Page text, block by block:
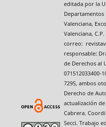
editada por la
Departamentos
Valenciana,
Valenciana,
correo:
responsable:
de Derechos al
071512033400-
7295, ambos
Derecho de
actualización
Cabrera.
Secci. Trabajo